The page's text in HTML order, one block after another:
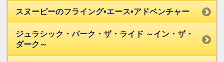
スヌーピーのフライング•エース•アドベンチャー
ジュラシック・パーク・ザ・ライド ～イン・ザ・
ダーク～